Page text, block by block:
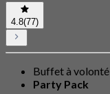
4.8(77)
Buffet à volonté
Party Pack